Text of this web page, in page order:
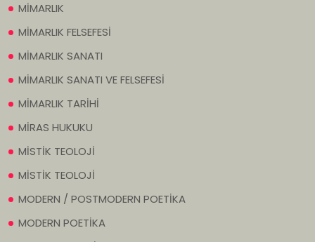
MİMARLIK
MİMARLIK FELSEFESİ
MİMARLIK SANATI
MİMARLIK SANATI VE FELSEFESİ
MİMARLIK TARİHİ
MİRAS HUKUKU
MİSTİK TEOLOJİ
MİSTİK TEOLOJİ
MODERN / POSTMODERN POETİKA
MODERN POETİKA